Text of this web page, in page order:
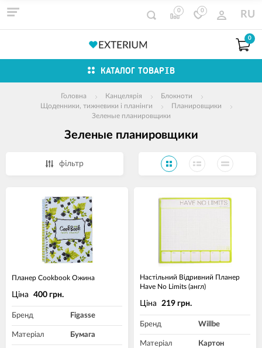
0 0 RU
0
КАТАЛОГ ТОВАРІВ
Головна Канцелярія
Блокноти
Щоденники, тижневики і планінги
Планировщики
Зеленые планировщики
Зеленые планировщики
фільтр
Планер Cookbook Ожина
Ціна 400 грн.
Бренд Figasse
Матеріал Бумага
Настільний Відривний Планер
Have No Limits (англ)
Ціна 219 грн.
Бренд Willbe
Матеріал Картон